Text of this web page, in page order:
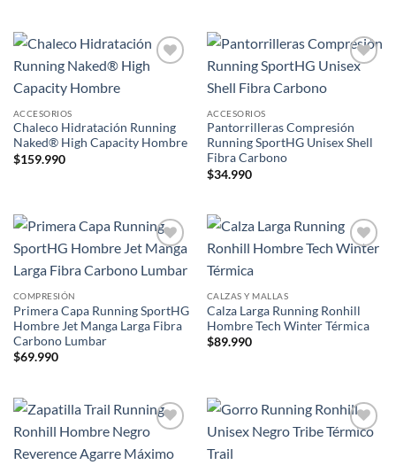
ACCESORIOS
Chaleco Hidratación Running
Naked® High Capacity Hombre
$159.990
ACCESORIOS
Pantorrilleras Compresión
Running SportHG Unisex Shell
Fibra Carbono
$34.990
Add to
wishlist
COMPRESIÓN
Primera Capa Running SportHG
Hombre Jet Manga Larga Fibra
Carbono Lumbar
$69.990
CALZAS Y MALLAS
Calza Larga Running Ronhill
Hombre Tech Winter Térmica
$89.990
wishlist